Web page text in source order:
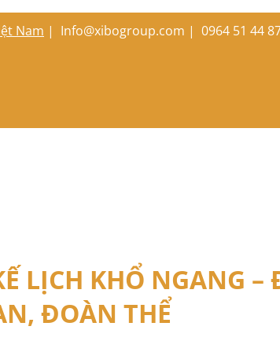
Nam | Info@xibogroup.com | 0964 51 44
LỊCH KHỔ NGANG
ĐOÀN THỂ